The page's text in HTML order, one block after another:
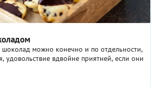
шоколад можно конечно и по отдельности,
удовольствие вдвойне приятней, если они